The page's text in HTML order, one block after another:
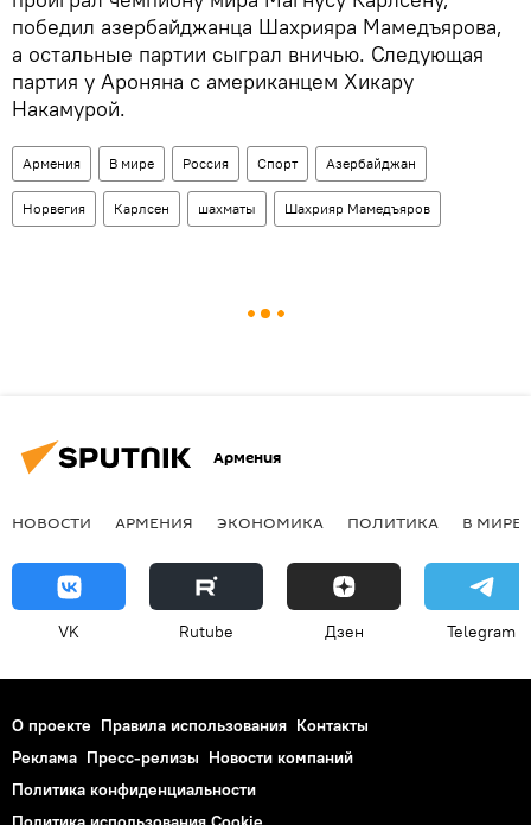
победил азербайджанца Шахрияра Мамедъярова,
а остальные партии сыграл вничью. Следующая
партия у Ароняна с американцем Хикару
Накамурой.
Армения В мире Россия Спорт Азербайджан
Норвегия Карлсен шахматы Шахрияр Мамедъяров
Армения
НОВОСТИ АРМЕНИЯ ЭКОНОМИКА ПОЛИТИКА В МИРЕ
VK Rutube Дзен Telegram
О проекте Правила использования Контакты
Реклама Пресс-релизы Новости компаний
Политика конфиденциальности